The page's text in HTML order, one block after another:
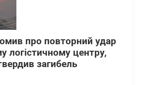
про повторний удар
логістичному центру,
загибель